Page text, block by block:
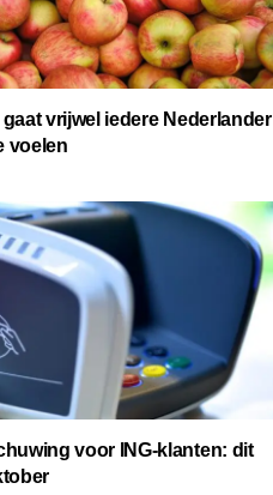
vrijwel iedere Nederlander
voelen
voor ING-klanten: dit